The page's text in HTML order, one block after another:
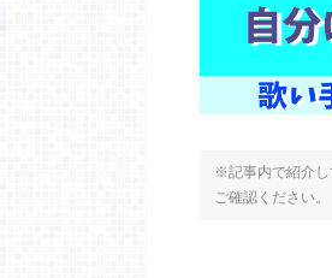
※記事内で紹介し
ご確認ください。